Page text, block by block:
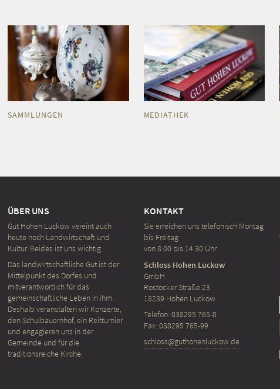
SAMMLUNGEN MEDIATHEK
ÜBER UNS
Gut Hohen Luckow vereint auch
heute noch Landwirtschaft und
Kultur. Beides ist uns wichtig.
Das landwirtschaftliche Gut ist der
Mittelpunkt des Dorfes und
mitverantwortlich für das
gemeinschaftliche Leben in ihm.
Deshalb veranstalten wir Konzerte,
den Schulbauernhof, ein Reit­turnier
und engagieren uns in der
Gemeinde und für die
traditionsreiche Kirche.
KONTAKT
Sie erreichen uns telefonisch Montag
bis Freitag
von 8:00 bis 14:30 Uhr.
Schloss Hohen Luckow
GmbH
Rostocker Straße 23
18239 Hohen Luckow
Telefon: 038295 765-0
Fax: 038295 765-99
schloss@guthohenluckow.de